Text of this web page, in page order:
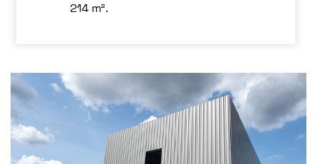
214 m².